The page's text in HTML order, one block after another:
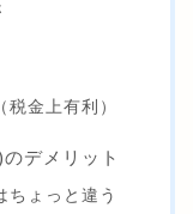
金上有利）
デメリット
ちょっと違う